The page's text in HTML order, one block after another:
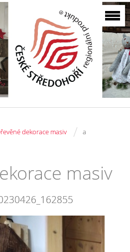
dekorace masiv /
a
masiv